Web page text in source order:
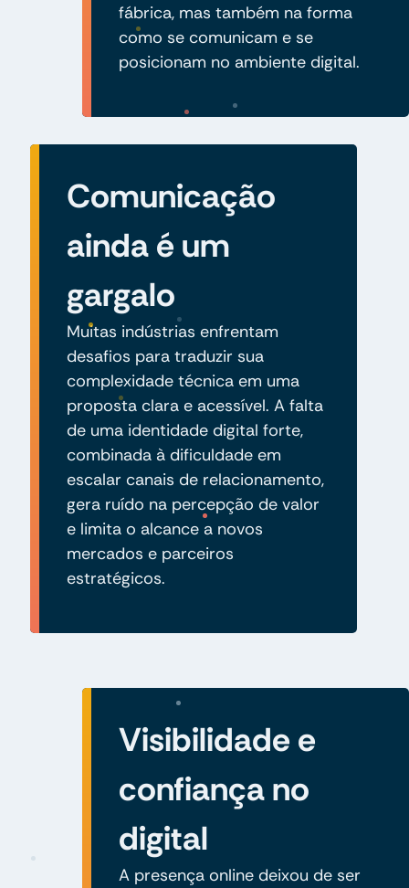
fábrica, mas também na forma
como se comunicam e se
posicionam no ambiente digital.
Comunicação
ainda é um
gargalo
Muitas indústrias enfrentam
desafios para traduzir sua
complexidade técnica em uma
proposta clara e acessível. A falta
de uma identidade digital forte,
combinada à dificuldade em
escalar canais de relacionamento,
gera ruído na percepção de valor
e limita o alcance a novos
mercados e parceiros
estratégicos.
Visibilidade e
confiança no
digital
A presença online deixou de ser